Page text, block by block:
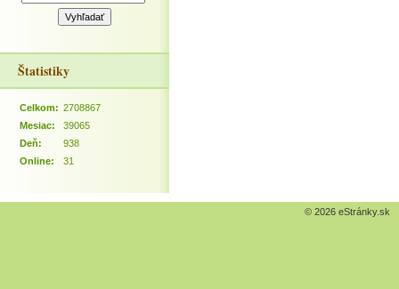
Štatistiky
Online: 31
Celkom: 2708867
Mesiac:
39065
Deň:
938
© 2026 eStránky.sk